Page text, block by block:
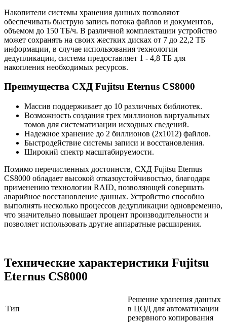
Накопители системы хранения данных позволяют
обеспечивать быструю запись потока файлов и документов,
объемом до 150 ТБ/ч. В различной комплектации устройство
может сохранять на своих жестких дисках от 7 до 22,2 ТБ
информации, в случае использования технологии
дедупликации, система предоставляет 1 - 4,8 ТБ для
накопления необходимых ресурсов.
Преимущества СХД Fujitsu Eternus CS8000
Массив поддерживает до 10 различных библиотек.
Возможность создания трех миллионов виртуальных
томов для систематизации исходных сведений.
Надежное хранение до 2 биллионов (2x1012) файлов.
Быстродействие системы записи и восстановления.
Широкий спектр масштабируемости.
Помимо перечисленных достоинств, СХД Fujitsu Eternus
CS8000 обладает высокой отказоустойчивостью, благодаря
применению технологии RAID, позволяющей совершать
аварийное восстановление данных. Устройство способно
выполнять несколько процессов дедупликации одновременно,
что значительно повышает процент производительности и
позволяет использовать другие аппаратные расширения.
Технические характеристики Fujitsu
Eternus CS8000
Тип
Решение хранения данных
в ЦОД для автоматизации
резервного копирования